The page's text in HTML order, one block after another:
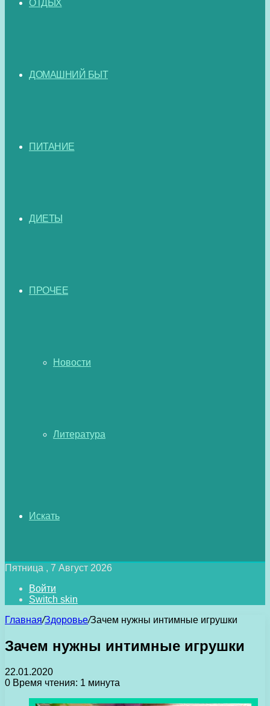
ОТДЫХ
ДОМАШНИЙ БЫТ
ПИТАНИЕ
ДИЕТЫ
ПРОЧЕЕ
Новости
Литература
Искать
Пятница , 7 Август 2026
Войти
Switch skin
Главная/Здоровье/Зачем нужны интимные игрушки
Зачем нужны интимные игрушки
22.01.2020
0 Время чтения: 1 минута